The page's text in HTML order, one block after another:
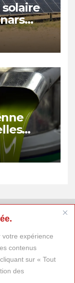
votre expérience
contenus
sur « Tout
des
de